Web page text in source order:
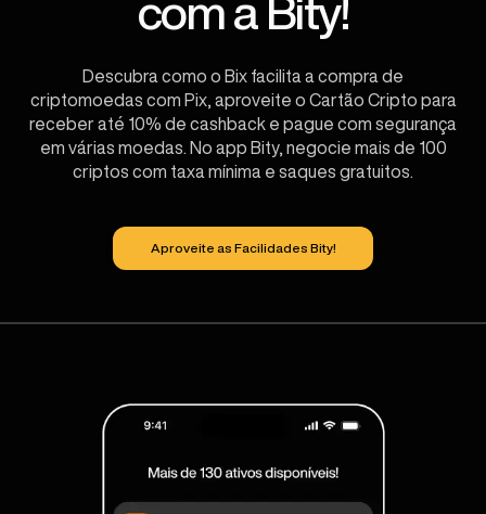
com a Bity!
Descubra como o Bix facilita a compra de
criptomoedas com Pix, aproveite o Cartão Cripto para
receber até 10% de cashback e pague com segurança
em várias moedas. No app Bity, negocie mais de 100
criptos com taxa mínima e saques gratuitos.
Aproveite as Facilidades Bity!